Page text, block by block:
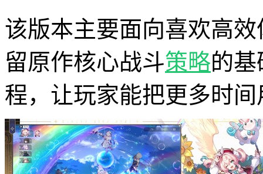
该版本主要面向喜欢高效
留原作核心战斗策略的
程，让玩家能把更多时